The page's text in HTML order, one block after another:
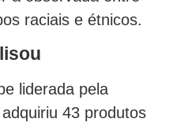
raciais e étnicos.
liderada pela
43 produtos